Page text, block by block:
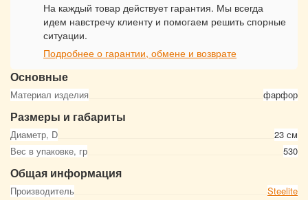
Основные
Материал изделия фарфор
Размеры и габариты
Диаметр, D
23 см
Вес в упаковке, гр
530
Общая информация
Производитель
Steelite
На каждый товар действует гарантия. Мы всегда
идем навстречу клиенту и помогаем решить спорные
ситуации.
Подробнее о гарантии, обмене и возврате